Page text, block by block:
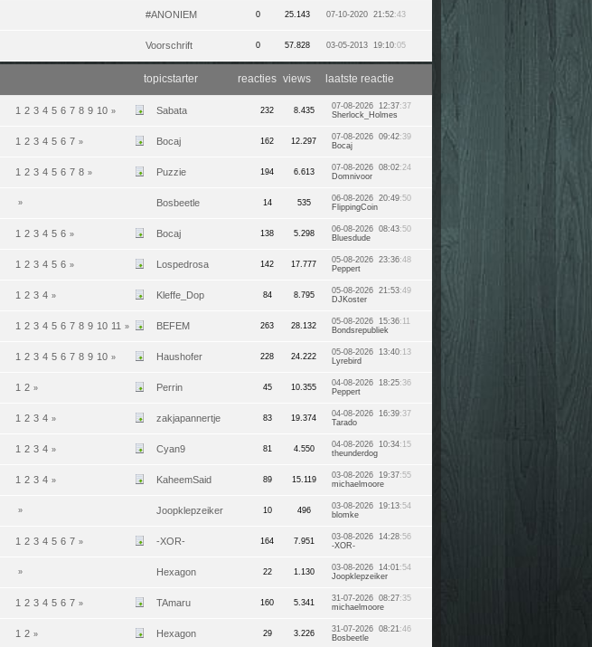
#ANONIEM 0 25.143 07-10-2020 21:52:43
Voorschrift 0 57.828 03-05-2013 19:10:05
topicstarter reacties views laatste reactie
1 2 3 4 5 6 7 8 9 10 » Sabata 232 8.435 07-08-2026 12:37:37
Sherlock_Holmes
1 2 3 4 5 6 7 » Bocaj 162 12.297 07-08-2026 09:42:39
Bocaj
1 2 3 4 5 6 7 8 » Puzzie 194 6.613 07-08-2026 08:02:24
Domnivoor
» Bosbeetle 14 535 06-08-2026 20:49:50
FlippingCoin
1 2 3 4 5 6 » Bocaj 138 5.298 06-08-2026 08:43:50
Bluesdude
1 2 3 4 5 6 » Lospedrosa 142 17.777 05-08-2026 23:36:48
Peppert
1 2 3 4 » Kleffe_Dop 84 8.795 05-08-2026 21:53:49
DJKoster
1 2 3 4 5 6 7 8 9 10 11 » BEFEM 263 28.132 05-08-2026 15:36:11
Bondsrepubliek
1 2 3 4 5 6 7 8 9 10 » Haushofer 228 24.222 05-08-2026 13:40:13
Lyrebird
1 2 » Perrin 45 10.355 04-08-2026 18:25:36
Peppert
1 2 3 4 » zakjapannertje 83 19.374 04-08-2026 16:39:37
Tarado
1 2 3 4 » Cyan9 81 4.550 04-08-2026 10:34:15
theunderdog
1 2 3 4 » KaheemSaid 89 15.119 03-08-2026 19:37:55
michaelmoore
» Joopklepzeiker 10 496 03-08-2026 19:13:54
blomke
1 2 3 4 5 6 7 » -XOR- 164 7.951 03-08-2026 14:28:56
-XOR-
» Hexagon 22 1.130 03-08-2026 14:01:54
Joopklepzeiker
1 2 3 4 5 6 7 » TAmaru 160 5.341 31-07-2026 08:27:35
michaelmoore
1 2 » Hexagon 29 3.226 31-07-2026 08:21:46
Bosbeetle